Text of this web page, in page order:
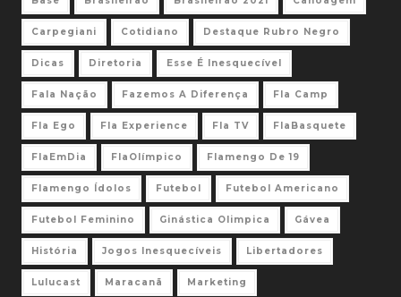
Carpegiani Cotidiano Destaque Rubro Negro
Dicas Diretoria Esse É Inesquecível
Fala Nação Fazemos A Diferença Fla Camp
Fla Ego Fla Experience Fla TV FlaBasquete
FlaEmDia FlaOlímpico Flamengo De 19
Flamengo Ídolos Futebol Futebol Americano
Futebol Feminino Ginástica Olimpica Gávea
História Jogos Inesquecíveis Libertadores
Lulucast Maracanã Marketing